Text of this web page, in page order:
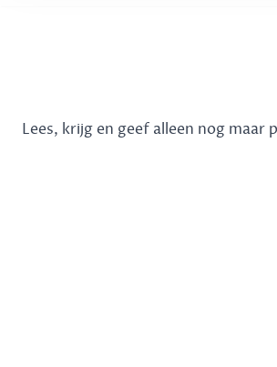
Lees, krijg en geef alleen nog maar